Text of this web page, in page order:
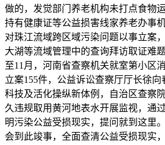
做的，发觉部门养老机构未打点食物
持有健康证等公益损害线家养老办事
对珠江流域跨区域污染问题以事立案
大湖等流域管理中的查询拜访取证难
至11月，河南省查察机关就室第小区
立案155件，公益诉讼查察厅厅长徐
科技及活化操纵新体例，自治区查察
久违规取用黄河地表水开展监视，通
明污染公益受损现实，提问就到这里
会到此竣事，全面查清公益受损现实